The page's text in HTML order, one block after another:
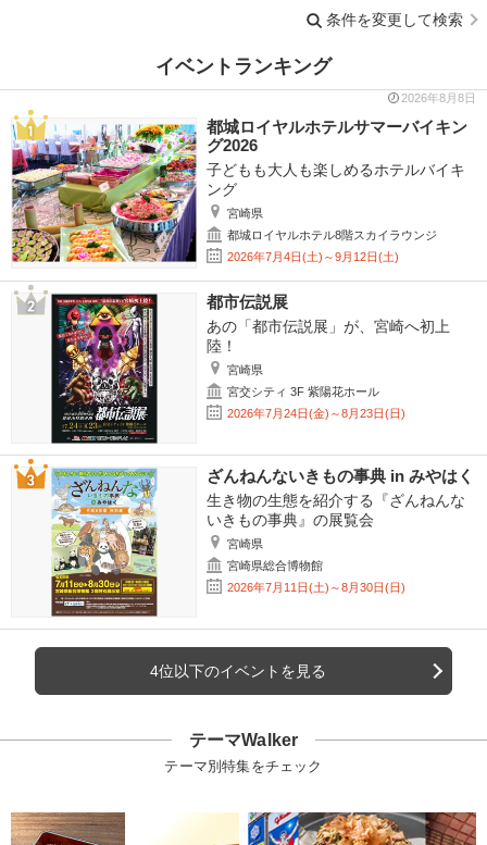
条件を変更して検索
イベントランキング
2026年8月8日
都城ロイヤルホテルサマーバイキン
グ2026
子どもも大人も楽しめるホテルバイキ
ング
宮崎県
都城ロイヤルホテル8階スカイラウンジ
2026年7月4日(土)～9月12日(土)
都市伝説展
あの「都市伝説展」が、宮崎へ初上
陸！
宮崎県
宮交シティ 3F 紫陽花ホール
2026年7月24日(金)～8月23日(日)
ざんねんないきもの事典 in みやはく
生き物の生態を紹介する『ざんねんな
いきもの事典』の展覧会
宮崎県
宮崎県総合博物館
2026年7月11日(土)～8月30日(日)
4位以下のイベントを見る
テーマWalker
テーマ別特集をチェック